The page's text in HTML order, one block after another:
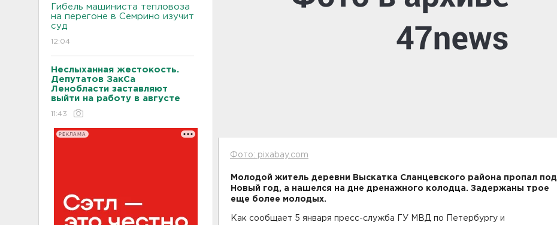
Гибель машиниста тепловоза
на перегоне в Семрино изучит
суд
12:04
Неслыханная жестокость.
Депутатов ЗакСа
Ленобласти заставляют
выйти на работу в августе
11:43
РЕКЛАМА
Фото: pixabay.com
Молодой житель деревни Выскатка Сланцевского района пропал под
Новый год, а нашелся на дне дренажного колодца. Задержаны трое
еще более молодых.
Как сообщает 5 января пресс-служба ГУ МВД по Петербургу и